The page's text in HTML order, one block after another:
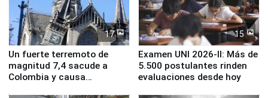
17
Un fuerte terremoto de
magnitud 7,4 sacude a
Colombia y causa
15
Examen UNI 2026-II: Más de
5.500 postulantes rinden
evaluaciones desde hoy